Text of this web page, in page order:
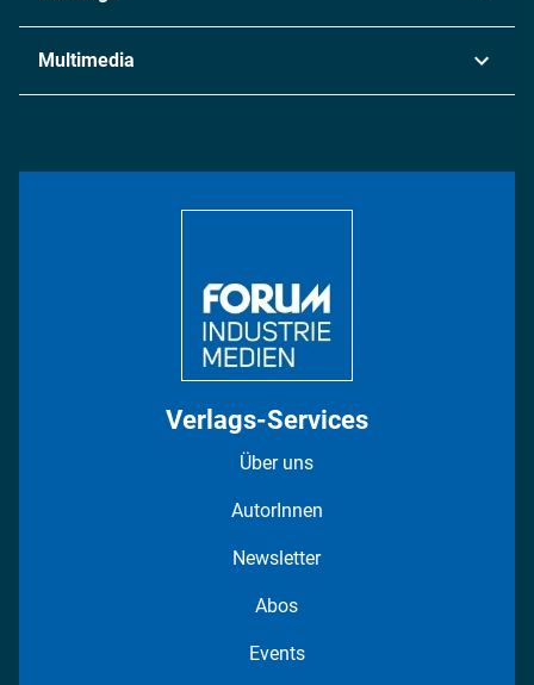
Metall
Energie
Multimedia
Verlags-Services
Über uns
AutorInnen
Newsletter
Abos
Events